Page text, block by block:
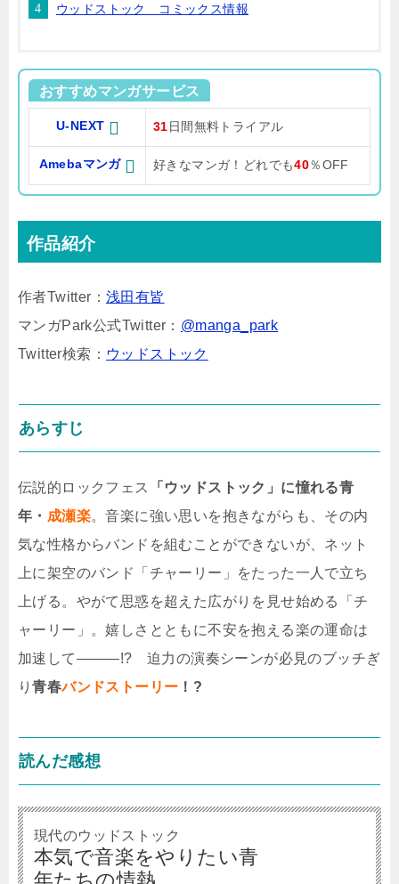
ウッドストック コミックス情報
おすすめマンガサービス
U-NEXT 31 日間無料トライアル
Amebaマンガ 好きなマンガ！どれでも40％OFF
作品紹介
作者Twitter：浅田有皆
マンガPark公式Twitter： @manga_park
Twitter検索： ウッドストック
あらすじ
伝説的ロックフェス
「ウッドストック」に憧れる青
年・ 成瀬楽。音楽に強い思いを抱きながらも、その内
気な性格からバンドを組むことができないが、ネット
上に架空のバンド「チャーリー」をたった一人で立ち
上げる。やがて思惑を超えた広がりを見せ始める「チ
ャーリー」。嬉しさとともに不安を抱える楽の運命は
加速して―――!? 迫力の演奏シーンが必見のブッチぎ
り青春バンドストーリー ！?
読んだ感想
現代のウッドストック
本気で音楽をやりたい青